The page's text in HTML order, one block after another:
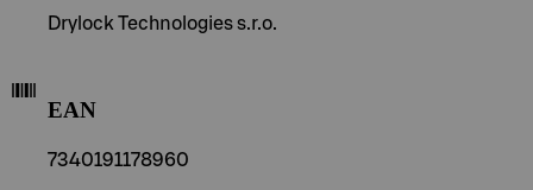
Drylock Technologies s.r.o.
EAN
7340191178960